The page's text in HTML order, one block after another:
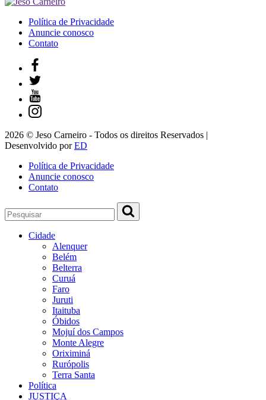
Política de Privacidade
Anuncie conosco
Contato
2026 © Jeso Carneiro - Todos os direitos Reservados |
Desenvolvido porED
Política de Privacidade
Anuncie conosco
Contato
Cidade
Alenquer
Belém
Belterra
Curuá
Faro
Juruti
Itaituba
Óbidos
Mojuí dos Campos
Monte Alegre
Oriximiná
Rurópolis
Terra Santa
Política
JUSTIÇA